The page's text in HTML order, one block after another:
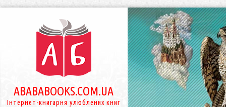
ABABABOOKS.COM.UA
Інтернет-книгарня улюблених книг